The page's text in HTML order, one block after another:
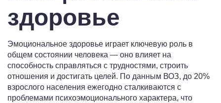
здоровье
Эмоциональное здоровье играет ключевую роль в
общем состоянии человека — оно влияет на
способность справляться с трудностями, строить
отношения и достигать целей. По данным ВОЗ, до 20%
взрослого населения ежегодно сталкиваются с
проблемами психоэмоционального характера, что